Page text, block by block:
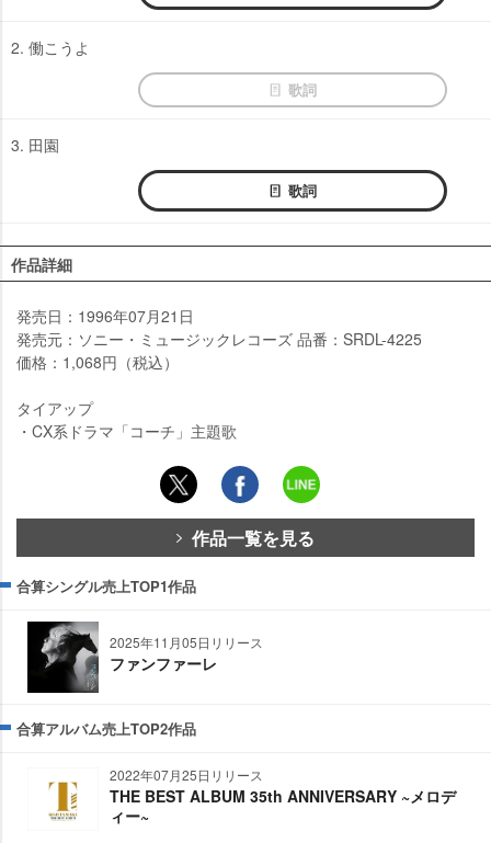
2. 働こうよ
歌詞
3. 田園
歌詞
作品詳細
発売日：1996年07月21日
発売元：ソニー・ミュージックレコーズ 品番：SRDL-4225
価格：1,068円（税込）
タイアップ
・CX系ドラマ「コーチ」主題歌
作品一覧を見る
合算シングル売上TOP1作品
2025年11月05日リリース
ファンファーレ
合算アルバム売上TOP2作品
2022年07月25日リリース
THE BEST ALBUM 35th ANNIVERSARY ~メロデ
ィー~